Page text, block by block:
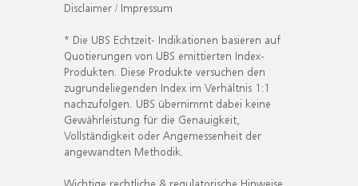
Disclaimer / Impressum
* Die UBS Echtzeit- Indikationen basieren auf
Quotierungen von UBS emittierten Index-
Produkten. Diese Produkte versuchen den
zugrundeliegenden Index im Verhältnis 1:1
nachzufolgen. UBS übernimmt dabei keine
Gewährleistung für die Genauigkeit,
Vollständigkeit oder Angemessenheit der
angewandten Methodik.